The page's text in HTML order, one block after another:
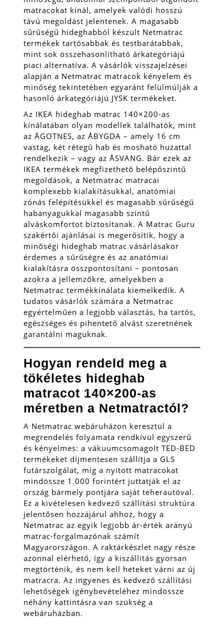
matracokat kínál, amelyek valódi hosszú
távú megoldást jelentenek. A magasabb
sűrűségű hideghabból készült Netmatrac
termékek tartósabbak és testbarátabbak,
mint sok összehasonlítható árkategóriájú
piaci alternatíva. A vásárlók visszajelzései
alapján a Netmatrac matracok kényelem és
minőség tekintetében egyaránt felülmúlják a
hasonló árkategóriájú JYSK termékeket.
Az IKEA hideghab matrac 140×200-as
kínálatában olyan modellek találhatók, mint
az ÅGOTNES, az ÅBYGDA – amely 16 cm
vastag, két rétegű hab és mosható huzattal
rendelkezik – vagy az ÅSVANG. Bár ezek az
IKEA termékek megfizethető belépőszintű
megoldások, a Netmatrac matracai
komplexebb kialakításukkal, anatómiai
zónás felépítésükkel és magasabb sűrűségű
habanyagukkal magasabb szintű
alváskomfortot biztosítanak. A Matrac Guru
szakértői ajánlásai is megerősítik, hogy a
minőségi hideghab matrac vásárlásakor
érdemes a sűrűségre és az anatómiai
kialakításra összpontosítani – pontosan
azokra a jellemzőkre, amelyekben a
Netmatrac termékkínálata kiemelkedik. A
tudatos vásárlók számára a Netmatrac
egyértelműen a legjobb választás, ha tartós,
egészséges és pihentető alvást szeretnének
garantálni maguknak.
Hogyan rendeld meg a
tökéletes hideghab
matracot 140×200-as
méretben a Netmatractól?
A Netmatrac webáruházon keresztül a
megrendelés folyamata rendkívül egyszerű
és kényelmes: a vákuumcsomagolt TED-BED
termékeket díjmentesen szállítja a GLS
futárszolgálat, míg a nyitott matracokat
mindössze 1.000 forintért juttatják el az
ország bármely pontjára saját teherautóval.
Ez a kivételesen kedvező szállítási struktúra
jelentősen hozzájárul ahhoz, hogy a
Netmatrac az egyik legjobb ár-érték arányú
matrac-forgalmazónak számít
Magyarországon. A raktárkészlet nagy része
azonnal elérhető, így a kiszállítás gyorsan
megtörténik, és nem kell heteket várni az új
matracra. Az ingyenes és kedvező szállítási
lehetőségek igénybevételéhez mindössze
néhány kattintásra van szükség a
webáruházban.